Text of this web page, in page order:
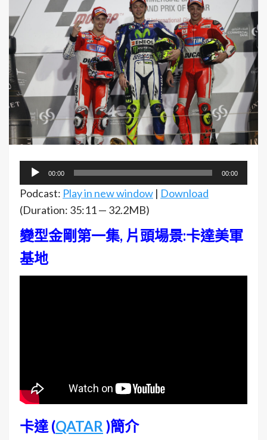
訊
放
器
00:00 00:00
Podcast: Play in new window | Download
(Duration: 35:11 — 32.2MB)
變型金剛第一集, 片頭場景:卡達美軍
基地
卡達 (QATAR )簡介